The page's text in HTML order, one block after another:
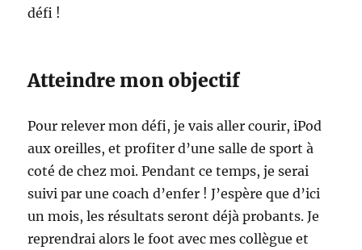
défi !
Atteindre mon objectif
Pour relever mon défi, je vais aller courir, iPod
aux oreilles, et profiter d’une salle de sport à
coté de chez moi. Pendant ce temps, je serai
suivi par une coach d’enfer ! J’espère que d’ici
un mois, les résultats seront déjà probants. Je
reprendrai alors le foot avec mes collègue et